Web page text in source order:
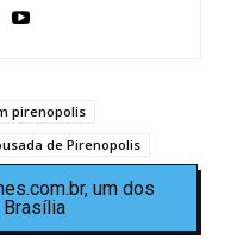
pirenopolis
de Pirenopolis
um dos